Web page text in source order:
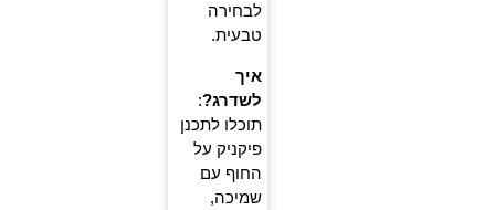
לבחירה
טבעית.
איך
לשדרג?:
תוכלו לתכנן
פיקניק על
החוף עם
שמיכה,